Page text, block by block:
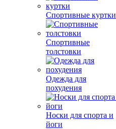
Спортивные куртки
Спортивные
толстовки
Одежда для
похудения
Носки для спорта и
йоги